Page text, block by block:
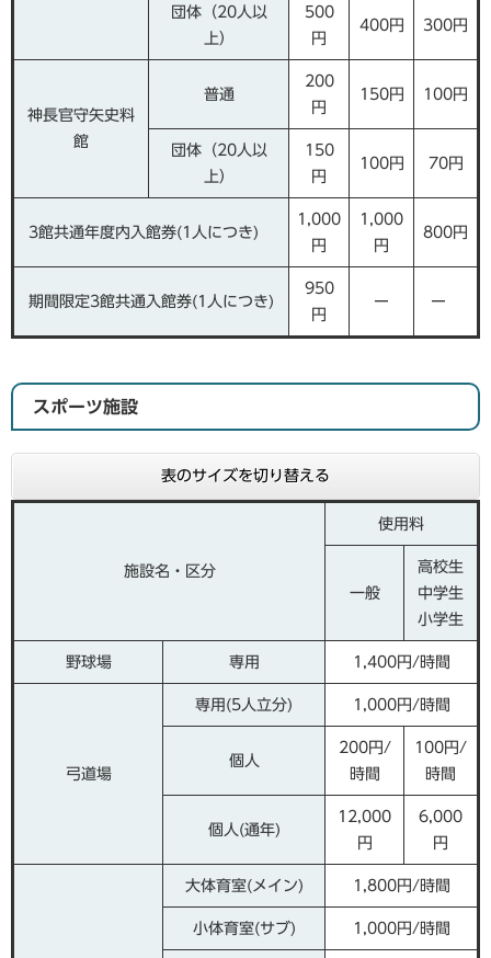
団体（20人以
上）
500
円
400円 300円
神長官守矢史料
館
普通
200
円
150円 100円
団体（20人以
上）
150
円
100円 70円
3館共通年度内入館券(1人につき)
1,000
円
1,000
円
800円
期間限定3館共通入館券(1人につき)
950
円
ー ー
スポーツ施設
表のサイズを切り替える
施設名・区分
使用料
一般
高校生
中学生
小学生
野球場 専用 1,400円/時間
弓道場
専用(5人立分) 1,000円/時間
個人
200円/
時間
100円/
時間
個人(通年)
12,000
円
6,000
円
大体育室(メイン) 1,800円/時間
小体育室(サブ) 1,000円/時間